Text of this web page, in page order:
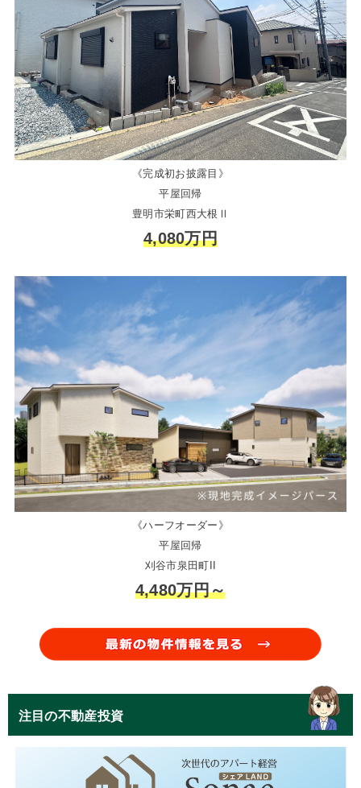
《完成初お披露目》
平屋回帰
豊明市栄町西大根Ⅱ
4,080万円
《ハーフオーダー》
平屋回帰
刈谷市泉田町II
4,480万円～
注目の不動産投資